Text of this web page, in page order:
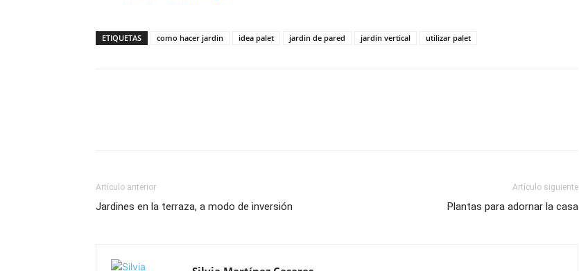
ETIQUETAS como hacer jardin idea palet jardin de pared jardin vertical utilizar palet
Artículo anterior
Jardines en la terraza, a modo de inversión
Artículo siguiente
Plantas para adornar la casa